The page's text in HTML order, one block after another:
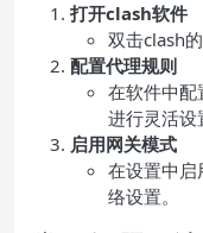
打开clash软件
双击clash
配置代理规则
在软件中配
进行灵活设
启用网关模式
在设置中启
络设置。